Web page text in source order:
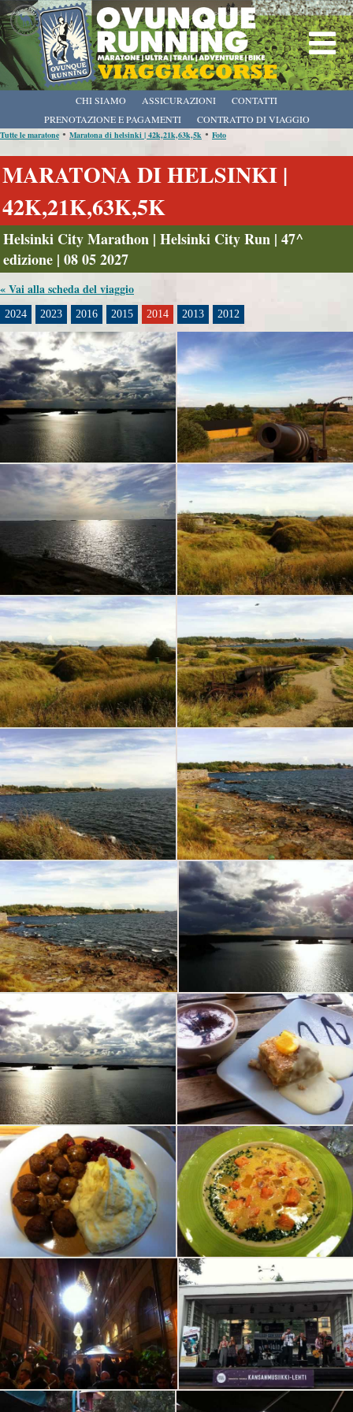
CHI SIAMO
PRENOTAZIONE E PAGAMENTI
CONTRATTO DI VIAGGIO
ASSICURAZIONI CONTATTI
Tutte le maratone • Maratona di helsinki | 42k,21k,63k,5k • Foto
MARATONA DI HELSINKI |
42K,21K,63K,5K
Helsinki City Marathon | Helsinki City Run | 47^
edizione | 08 05 2027
« Vai alla scheda del viaggio
2024 2023 2016 2015 2014 2013 2012